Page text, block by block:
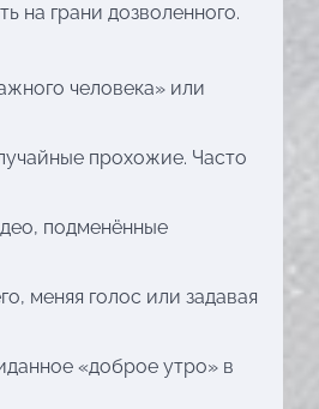
на грани дозволенного.
человека» или
прохожие. Часто
подменённые
меняя голос или задавая
«доброе утро» в